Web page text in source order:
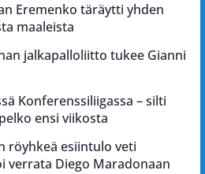
Eremenko täräytti yhden
maaleista
jalkapalloliitto tukee Gianni
Konferenssiliigassa – silti
ensi viikosta
röyhkeä esiintulo veti
verrata Diego Maradonaan